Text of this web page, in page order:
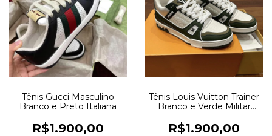
Tênis Gucci Masculino
Branco e Preto Italiana
R$1.900,00
Tênis Louis Vuitton Trainer
Branco e Verde Militar
R$1.900,00